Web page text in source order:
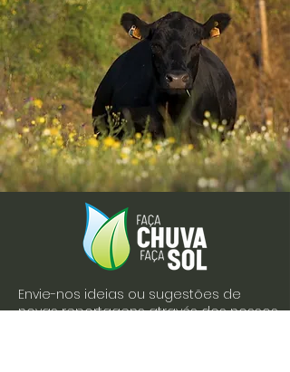
Envie-nos ideias ou sugestões de
novas reportagens através dos nossos